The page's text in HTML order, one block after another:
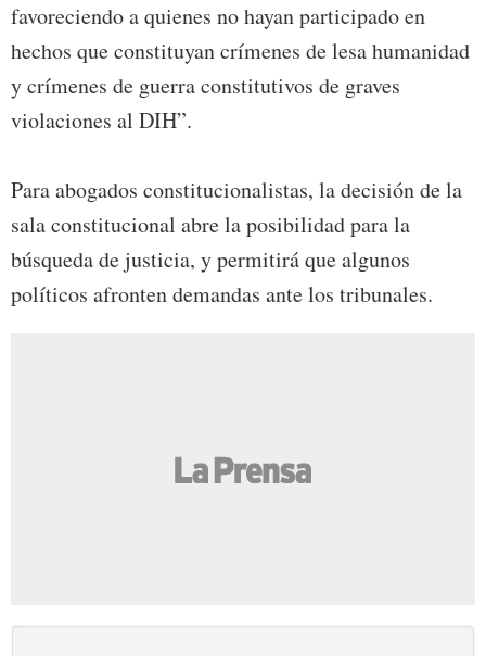
favoreciendo a quienes no hayan participado en
hechos que constituyan crímenes de lesa humanidad
y crímenes de guerra constitutivos de graves
violaciones al DIH”.
Para abogados constitucionalistas, la decisión de la
sala constitucional abre la posibilidad para la
búsqueda de justicia, y permitirá que algunos
políticos afronten demandas ante los tribunales.